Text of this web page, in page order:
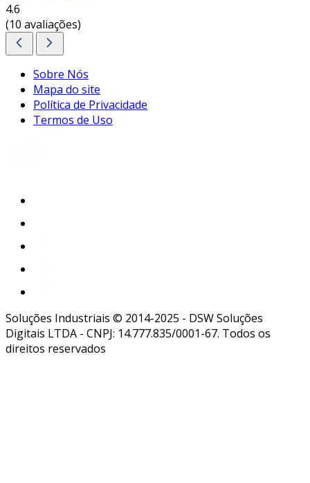
4.6
(10 avaliações)
Sobre Nós
Mapa do site
Política de Privacidade
Termos de Uso
Soluções Industriais © 2014-2025 - DSW Soluções
Digitais LTDA - CNPJ: 14.777.835/0001-67. Todos os
direitos reservados